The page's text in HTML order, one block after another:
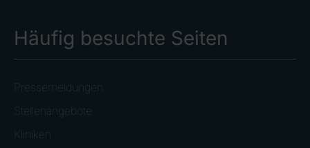
Häufig besuchte Seiten
Pressemeldungen
Stellenangebote
Kliniken